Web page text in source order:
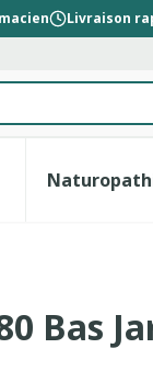
Livraison
la catégorie
le sous-menu
Bas